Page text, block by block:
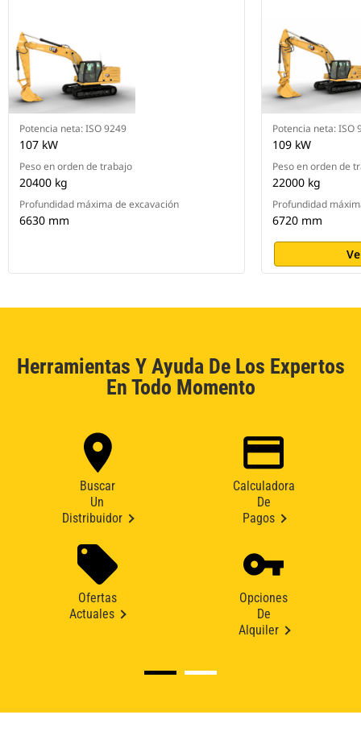
Potencia neta: ISO 9249
107 kW
Peso en orden de trabajo
20400 kg
Profundidad máxima de excavación
6630 mm
Potencia neta: ISO
109 kW
Peso en orden de
22000 kg
Profundidad
6720 mm
Herramientas Y Ayuda De Los Expertos
En Todo Momento
Buscar
Un
Distribuidor
Calculadora
De
Pagos
Ofertas
Actuales
Opciones
De
Alquiler